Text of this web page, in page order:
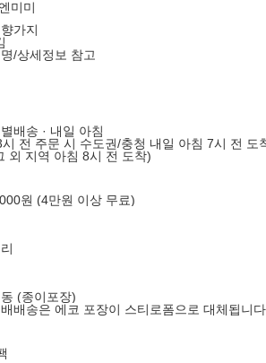
미미
가지
/상세정보 참고
배송 · 내일 아침
시 전 주문 시 수도권/충청 내일 아침 7시 전 도
외 지역 아침 8시 전 도착)
원 (4만원 이상 무료)
(종이포장)
배송은 에코 포장이 스티로폼으로 대체됩니다.